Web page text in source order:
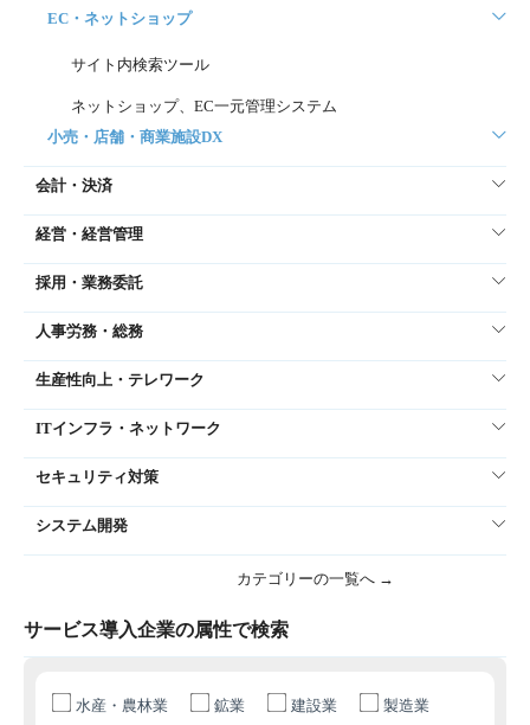
EC・ネットショップ
サイト内検索ツール
ネットショップ、EC一元管理システム
小売・店舗・商業施設DX
会計・決済
経営・経営管理
採用・業務委託
人事労務・総務
生産性向上・テレワーク
ITインフラ・ネットワーク
セキュリティ対策
システム開発
カテゴリーの一覧へ →
サービス導入企業の属性で検索
水産・農林業 鉱業 建設業 製造業